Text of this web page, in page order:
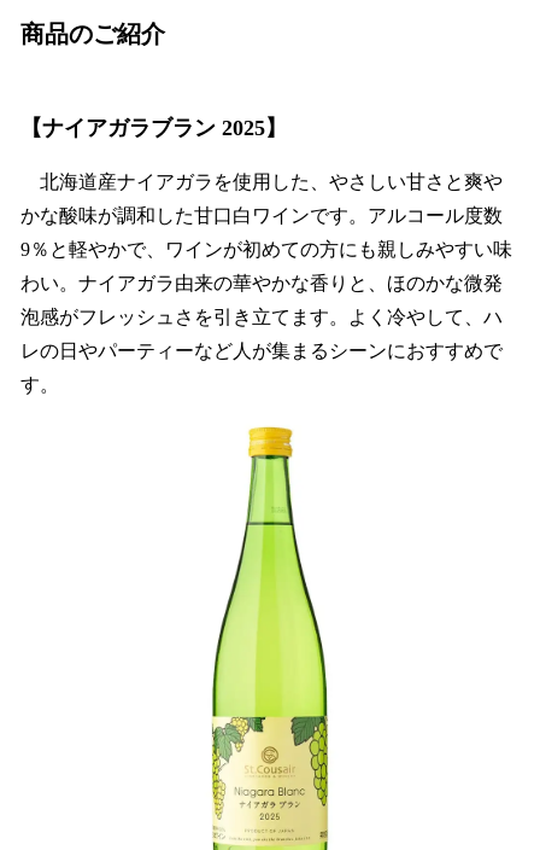
商品のご紹介
【ナイアガラブラン 2025】
北海道産ナイアガラを使用した、やさしい甘さと爽や
かな酸味が調和した甘口白ワインです。アルコール度数
9％と軽やかで、ワインが初めての方にも親しみやすい味
わい。ナイアガラ由来の華やかな香りと、ほのかな微発
泡感がフレッシュさを引き立てます。よく冷やして、ハ
レの日やパーティーなど人が集まるシーンにおすすめで
す。